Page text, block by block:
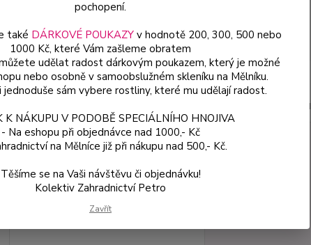
cena od
49 Kč
bez DPH
Číslo produktu:
pochopení.
také DÁRKOVÉ POUKAZYv hodnotě 200, 300, 500 nebo
1000 Kč, které Vám zašleme obratem
udělat radost dárkovým poukazem, který je možné
nebo osobně v samoobslužném skleníku na Mělníku.
jednoduše sám vybere rostliny, které mu udělají radost.
K NÁKUPU V PODOBĚ SPECIÁLNÍHO HNOJIVA
- Na eshopu při objednávce nad 1000,- Kč
na Mělníce již při nákupu nad 500,- Kč.
Těšíme se na Vaši návštěvu či objednávku!
Kolektiv Zahradnictví Petro
Zavřít